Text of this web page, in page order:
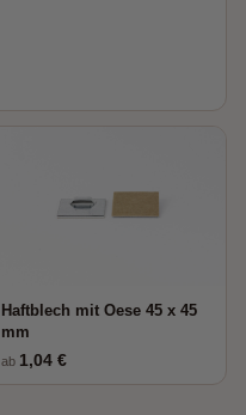
Haftblech mit Oese 45 x 45
mm
ab 1,04 €